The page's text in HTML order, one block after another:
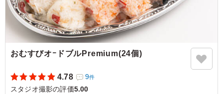
ご利用シーン： ロケ・撮影›スタジオ撮影
東京都渋谷区笹塚2026/07/30
おむすびオｰドブルPremium(24個)
4.78 9件
スタジオ撮影の評価5.00